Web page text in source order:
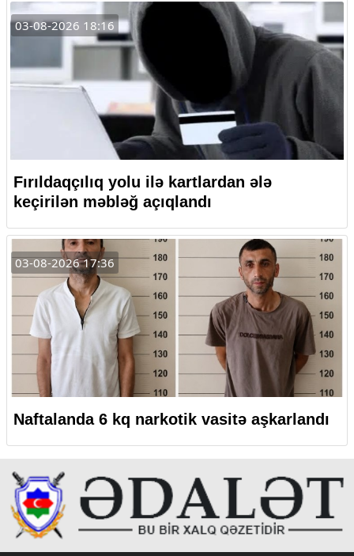
03-08-2026 18:16
Fırıldaqçılıq yolu ilə kartlardan ələ
keçirilən məbləğ açıqlandı
03-08-2026 17:36
Naftalanda 6 kq narkotik vasitə aşkarlandı